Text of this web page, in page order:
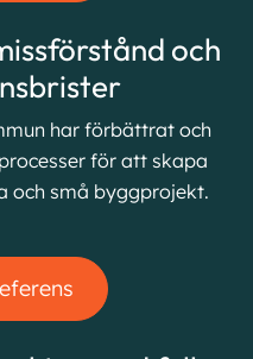
och
har förbättrat och
för att skapa
och små byggprojekt.